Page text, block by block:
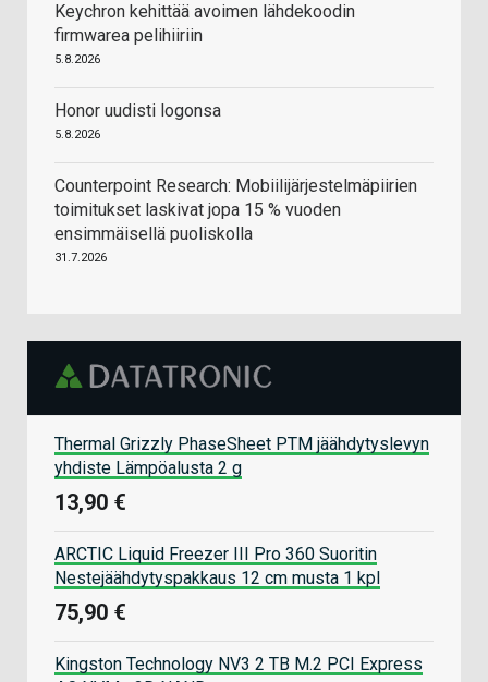
Keychron kehittää avoimen lähdekoodin
firmwarea pelihiiriin
5.8.2026
Honor uudisti logonsa
5.8.2026
Counterpoint Research: Mobiilijärjestelmäpiirien
toimitukset laskivat jopa 15 % vuoden
ensimmäisellä puoliskolla
31.7.2026
Thermal Grizzly PhaseSheet PTM jäähdytyslevyn
yhdiste Lämpöalusta 2 g
13,90 €
ARCTIC Liquid Freezer III Pro 360 Suoritin
Nestejäähdytyspakkaus 12 cm musta 1 kpl
75,90 €
Kingston Technology NV3 2 TB M.2 PCI Express